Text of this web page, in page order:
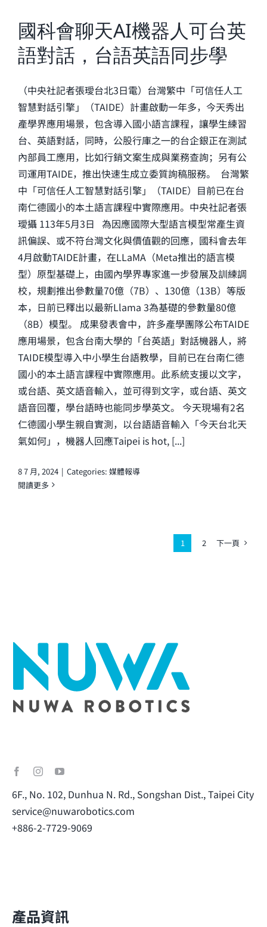
國科會聊天AI機器人可台英
語對話，台語英語同步學
（中央社記者張璦台北3日電）台灣繁中「可信任人工
智慧對話引擎」（TAIDE）計畫啟動一年多，今天秀出
產學界應用場景，包含導入國小語言課程，讓學生練習
台、英語對話，同時，公股行庫之一的台企銀正在測試
內部員工應用，比如行銷文案生成與業務查詢；另有公
司運用TAIDE，推出快速生成立委質詢稿服務。 台灣繁
中「可信任人工智慧對話引擎」（TAIDE）目前已在台
南仁德國小的本土語言課程中實際應用。中央社記者張
璦攝 113年5月3日 為因應國際大型語言模型常產生資
訊偏誤、或不符台灣文化與價值觀的回應，國科會去年
4月啟動TAIDE計畫，在LLaMA（Meta推出的語言模
型）原型基礎上，由國內學界專家進一步發展及訓練調
校，規劃推出參數量70億（7B）、130億（13B）等版
本，日前已釋出以最新Llama 3為基礎的參數量80億
（8B）模型。 成果發表會中，許多產學團隊公布TAIDE
應用場景，包含台南大學的「台英語」對話機器人，將
TAIDE模型導入中小學生台語教學，目前已在台南仁德
國小的本土語言課程中實際應用。此系統支援以文字，
或台語、英文語音輸入，並可得到文字，或台語、英文
語音回覆，學台語時也能同步學英文。 今天現場有2名
仁德國小學生親自實測，以台語語音輸入「今天台北天
氣如何」，機器人回應Taipei is hot, [...]
8 7 月, 2024 | Categories: 媒體報導
閱讀更多
1 2 下一頁
6F., No. 102, Dunhua N. Rd., Songshan Dist., Taipei City
service@nuwarobotics.com
+886-2-7729-9069
產品資訊